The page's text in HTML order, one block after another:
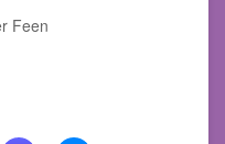
Feen